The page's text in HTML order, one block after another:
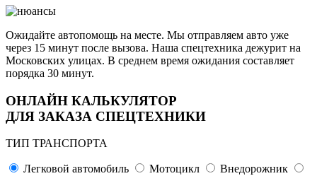
Ожидайте автопомощь на месте. Мы отправляем авто уже
через 15 минут после вызова. Наша спецтехника дежурит на
Московских улицах. В среднем время ожидания составляет
порядка 30 минут.
ОНЛАЙН КАЛЬКУЛЯТОР
ДЛЯ ЗАКАЗА СПЕЦТЕХНИКИ
ТИП ТРАНСПОРТА
Легковой автомобиль Мотоцикл
Внедорожник